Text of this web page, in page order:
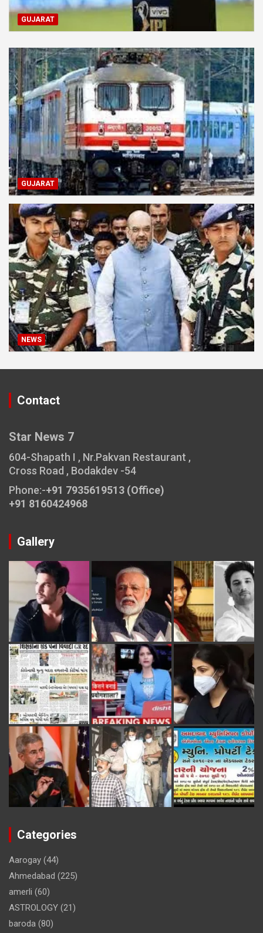
GUJARAT
GUJARAT
NEWS
Contact
Star News 7
604-Shapath I , Nr.Pakvan Restaurant ,
Cross Road , Bodakdev -54
Phone:-+91 7935619513 (Office)
+91 8160424968
Gallery
Categories
Aarogay (44)
Ahmedabad (225)
amerli (60)
ASTROLOGY (21)
baroda (80)